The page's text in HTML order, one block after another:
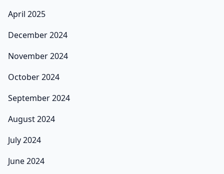
April 2025
December 2024
November 2024
October 2024
September 2024
August 2024
July 2024
June 2024